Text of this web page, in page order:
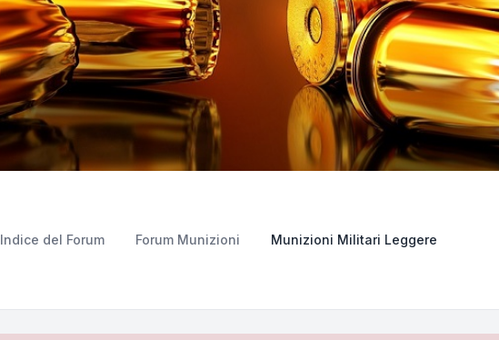
Indice del Forum Forum Munizioni Munizioni Militari Leggere